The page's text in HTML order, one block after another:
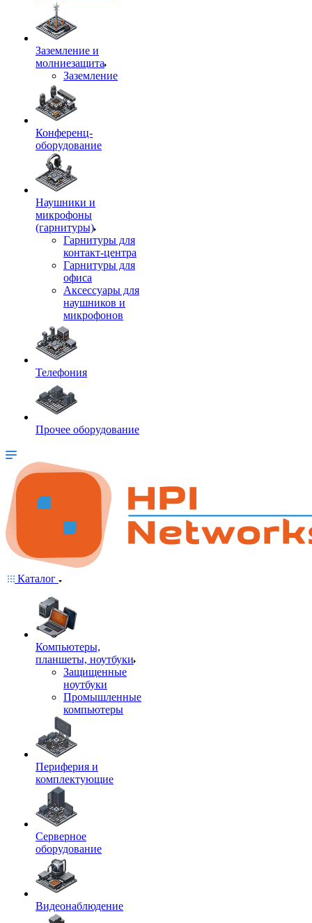
Заземление и
молниезащита
Заземление
Конференц-
оборудование
Наушники и
микрофоны
(гарнитуры)
Гарнитуры для
контакт-центра
Гарнитуры для
офиса
Аксессуары для
наушников и
микрофонов
Телефония
Прочее оборудование
Каталог
Компьютеры,
планшеты, ноутбуки
Защищенные
ноутбуки
Промышленные
компьютеры
Периферия и
комплектующие
Серверное
оборудование
Видеонаблюдение